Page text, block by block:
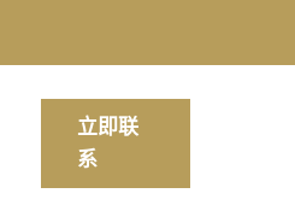
立即联
系